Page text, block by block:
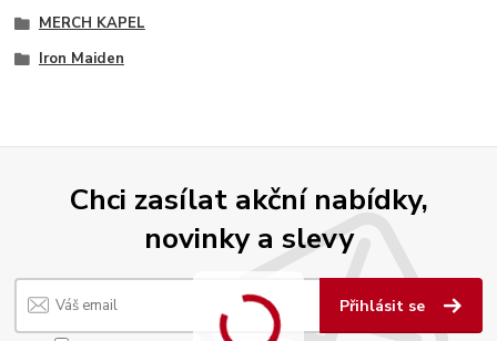
MERCH KAPEL
Iron Maiden
Chci zasílat akční nabídky,
novinky a slevy
Přihlásit se